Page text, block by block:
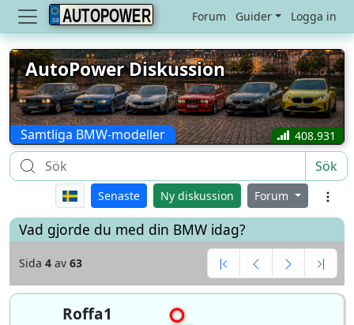
AUTOPOWER Forum Guider Logga in
AutoPower Diskussion
Samtliga BMW-modeller 408.931
Sök
Senaste Ny diskussion Forum
Vad gjorde du med din BMW idag?
Sida 4 av 63
Roffa1